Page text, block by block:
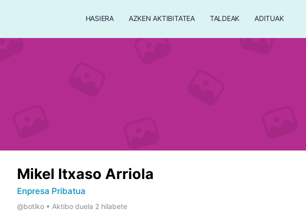
HASIERA AZKEN AKTIBITATEA TALDEAK ADITUAK
Mikel Itxaso Arriola
Enpresa Pribatua
@botiko • Aktibo duela 2 hilabete